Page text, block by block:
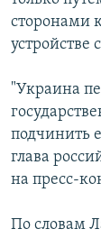
сторонами
устройстве
"Украина
подчинить
глава
на пресс-
По словам